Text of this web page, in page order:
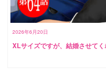
2026年6月20日
XLサイズですが、結婚させて